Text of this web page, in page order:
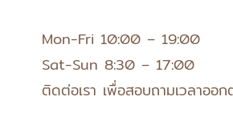
Mon-Fri 10:00 – 19:00
Sat-Sun 8:30 – 17:00
ติดต่อเรา เพื่อสอบถามเวลาออ